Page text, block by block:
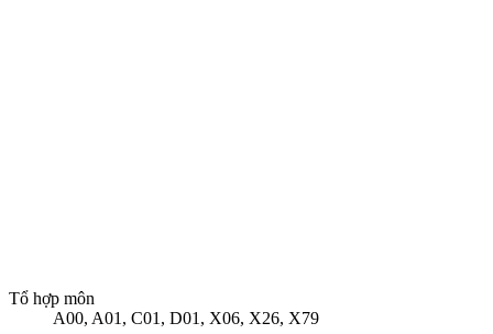
Tổ hợp môn
A00, A01, C01, D01, X06, X26, X79